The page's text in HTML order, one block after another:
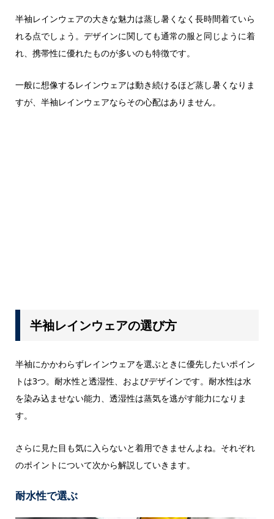
半袖レインウェアの大きな魅力は蒸し暑くなく長時間着ていら
れる点でしょう。デザインに関しても通常の服と同じように着
れ、携帯性に優れたものが多いのも特徴です。
一般に想像するレインウェアは動き続けるほど蒸し暑くなりま
すが、半袖レインウェアならその心配はありません。
半袖レインウェアの選び方
半袖にかかわらずレインウェアを選ぶときに優先したいポイン
トは3つ。耐水性と透湿性、およびデザインです。耐水性は水
を染み込ませない能力、透湿性は蒸気を逃がす能力になりま
す。
さらに見た目も気に入らないと着用できませんよね。それぞれ
のポイントについて次から解説していきます。
耐水性で選ぶ